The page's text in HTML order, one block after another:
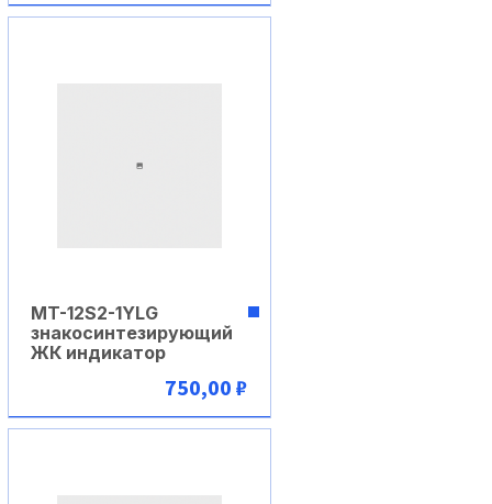
В корзину
В корзину
MT-12S2-1YLG
знакосинтезирующий
ЖК индикатор
750,00 ₽